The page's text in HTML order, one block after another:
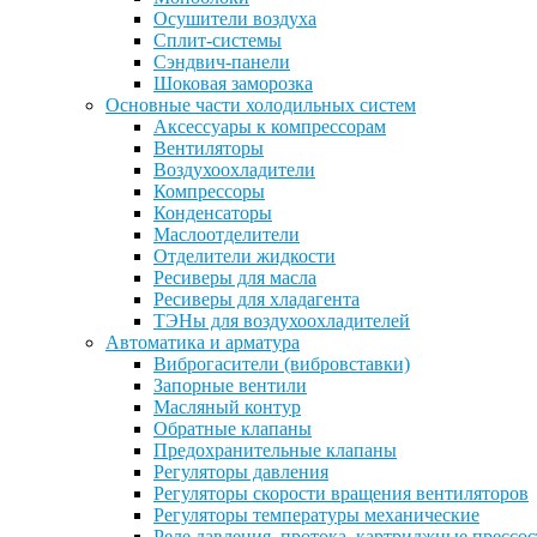
Осушители воздуха
Сплит-системы
Сэндвич-панели
Шоковая заморозка
Основные части холодильных систем
Аксессуары к компрессорам
Вентиляторы
Воздухоохладители
Компрессоры
Конденсаторы
Маслоотделители
Отделители жидкости
Ресиверы для масла
Ресиверы для хладагента
ТЭНы для воздухоохладителей
Автоматика и арматура
Виброгасители (вибровставки)
Запорные вентили
Масляный контур
Обратные клапаны
Предохранительные клапаны
Регуляторы давления
Регуляторы скорости вращения вентиляторов
Регуляторы температуры механические